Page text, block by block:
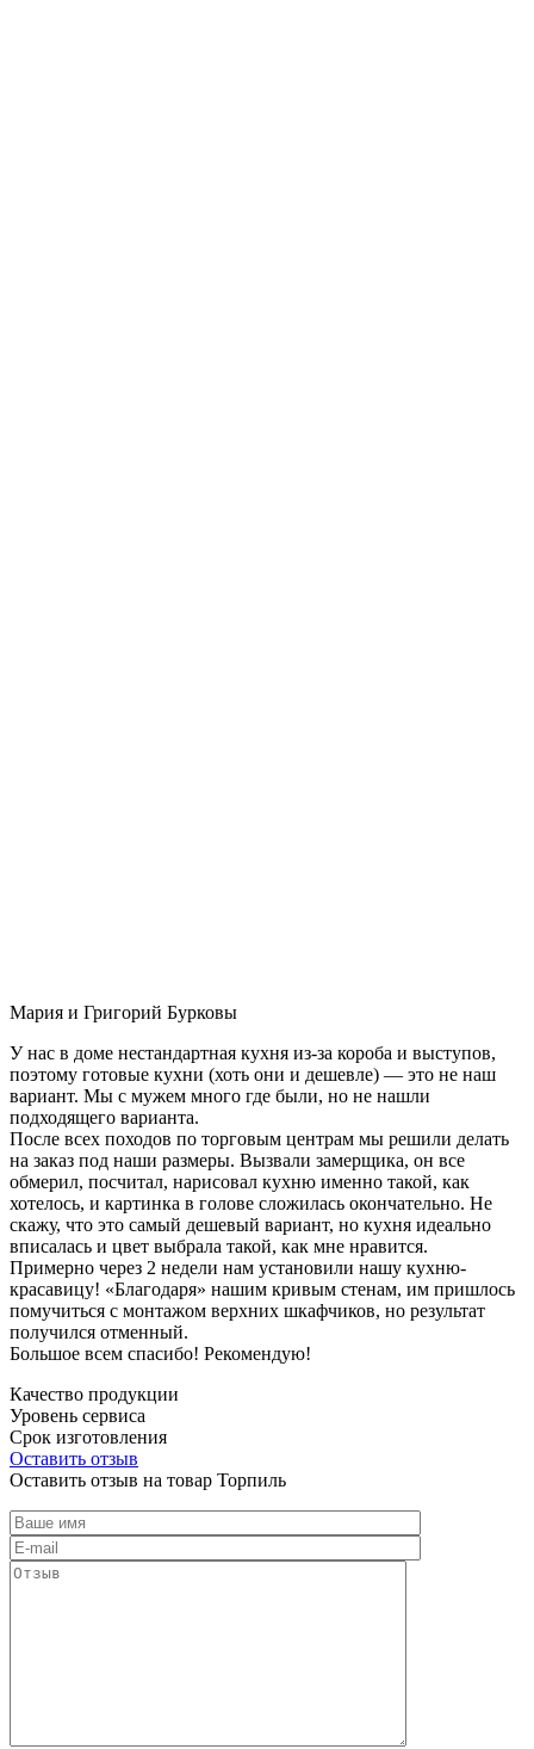
Мария и Григорий Бурковы
У нас в доме нестандартная кухня из-за короба и выступов,
поэтому готовые кухни (хоть они и дешевле) — это не наш
вариант. Мы с мужем много где были, но не нашли
подходящего варианта.
После всех походов по торговым центрам мы решили делать
на заказ под наши размеры. Вызвали замерщика, он все
обмерил, посчитал, нарисовал кухню именно такой, как
хотелось, и картинка в голове сложилась окончательно. Не
скажу, что это самый дешевый вариант, но кухня идеально
вписалась и цвет выбрала такой, как мне нравится.
Примерно через 2 недели нам установили нашу кухню-
красавицу! «Благодаря» нашим кривым стенам, им пришлось
помучиться с монтажом верхних шкафчиков, но результат
получился отменный.
Большое всем спасибо! Рекомендую!
Качество продукции
Уровень сервиса
Срок изготовления
Оставить отзыв
Оставить отзыв на товар Торпиль